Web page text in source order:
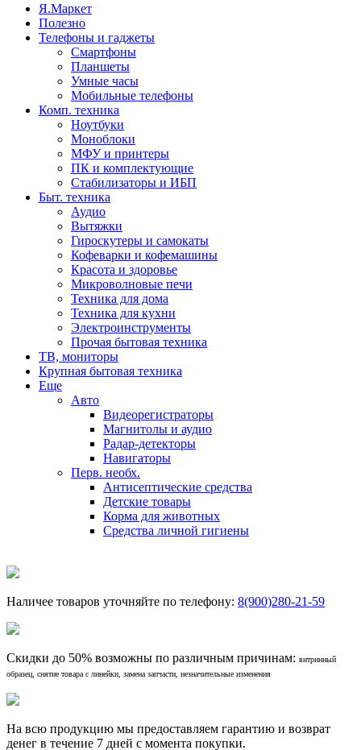
Я.Маркет
Полезно
Телефоны и гаджеты
Смартфоны
Планшеты
Умные часы
Мобильные телефоны
Комп. техника
Ноутбуки
Моноблоки
МФУ и принтеры
ПК и комплектующие
Стабилизаторы и ИБП
Быт. техника
Аудио
Вытяжки
Гироскутеры и самокаты
Кофеварки и кофемашины
Красота и здоровье
Микроволновые печи
Техника для дома
Техника для кухни
Электроинструменты
Прочая бытовая техника
ТВ, мониторы
Крупная бытовая техника
Еще
Авто
Видеорегистраторы
Магнитолы и аудио
Радар-детекторы
Навигаторы
Перв. необх.
Антисептические средства
Детские товары
Корма для животных
Средства личной гигиены
Наличее товаров уточняйте по телефону: 8(900)280-21-59
Скидки до 50% возможны по различным причинам: витринный
образец, снятие товара с линейки, замена запчасти, незначительные изменения
На всю продукцию мы предоставляем гарантию и возврат
денег в течение 7 дней с момента покупки.